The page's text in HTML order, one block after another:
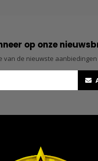
op onze
van de nieuwste